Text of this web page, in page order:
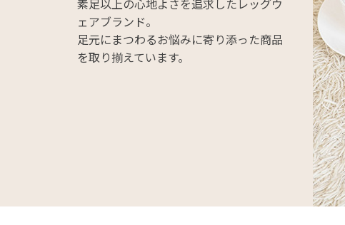
素足以上の心地よさを追求したレッグウ
ェアブランド。
足元にまつわるお悩みに寄り添った商品
を取り揃えています。